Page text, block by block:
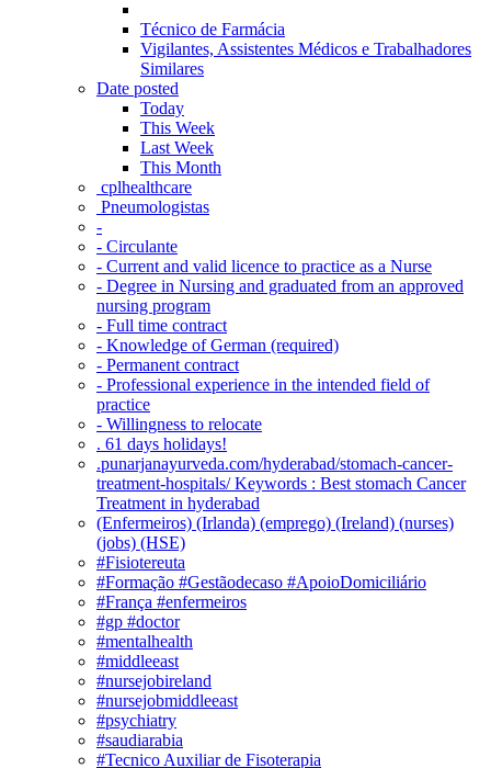
Técnico de Farmácia
Vigilantes, Assistentes Médicos e Trabalhadores
Similares
Date posted
Today
This Week
Last Week
This Month
‎ cplhealthcare‬
Pneumologistas
-
- Circulante
- Current and valid licence to practice as a Nurse
- Degree in Nursing and graduated from an approved
nursing program
- Full time contract
- Knowledge of German (required)
- Permanent contract
- Professional experience in the intended field of
practice
- Willingness to relocate
. 61 days holidays!
.punarjanayurveda.com/hyderabad/stomach-cancer-
treatment-hospitals/ Keywords : Best stomach Cancer
Treatment in hyderabad
(Enfermeiros) (Irlanda) (emprego) (Ireland) (nurses)
(jobs) (HSE)
#Fisiotereuta
#Formação #Gestãodecaso #ApoioDomiciliário
#França #enfermeiros
#gp #doctor
#mentalhealth
#middleeast
#nursejobireland
#nursejobmiddleeast
#psychiatry
#saudiarabia
#Tecnico Auxiliar de Fisoterapia